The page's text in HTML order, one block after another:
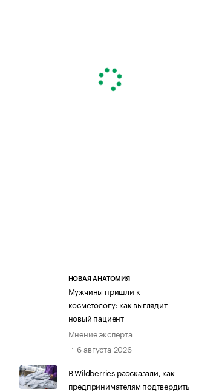
НОВАЯ АНАТОМИЯ
Мужчины пришли к
косметологу: как выглядит
новый пациент
Мнение эксперта
6 августа 2026
В Wildberries рассказали, как
предпринимателям подтвердить